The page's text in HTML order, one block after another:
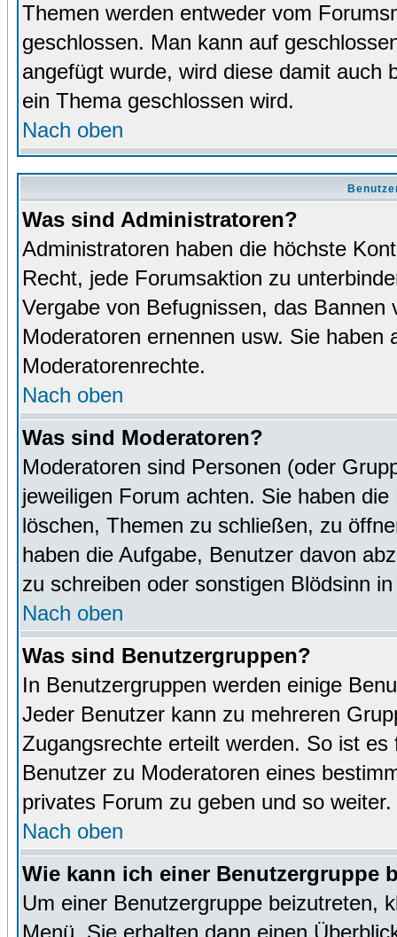
Themen werden entweder vom
geschlossen. Man kann auf
angefügt wurde, wird diese damit auch
ein Thema geschlossen wird.
Nach oben
Was sind Administratoren?
Administratoren haben die höchste
Recht, jede Forumsaktion zu
Vergabe von Befugnissen, das
Moderatoren ernennen usw. Sie
Moderatorenrechte.
Nach oben
Was sind Moderatoren?
Moderatoren sind Personen (oder
jeweiligen Forum achten. Sie haben
löschen, Themen zu schließen, zu
haben die Aufgabe, Benutzer davon
zu schreiben oder sonstigen Blödsinn
Nach oben
Was sind Benutzergruppen?
In Benutzergruppen werden einige
Jeder Benutzer kann zu mehreren
Zugangsrechte erteilt werden. So ist
Benutzer zu Moderatoren eines
privates Forum zu geben und so weiter.
Nach oben
Wie kann ich einer Benutzergruppe
Um einer Benutzergruppe beizutreten,
Menü. Sie erhalten dann einen